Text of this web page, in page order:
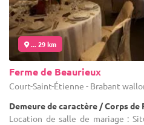
... 29 km
Ferme de Beaurieux
Court-Saint-Étienne - Brabant
Demeure de caractère / Corps de
Location de salle de mariage :